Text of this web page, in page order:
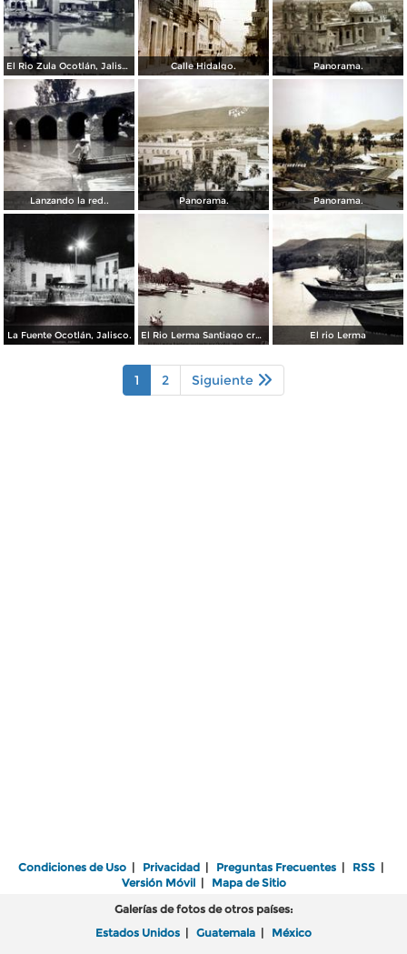
El Rio Zula Ocotlán, Jalisco. Calle Hidalgo. Panorama.
Lanzando la red.. Panorama. Panorama.
La Fuente Ocotlán, Jalisco. El Rio Lerma Santiago cruzando por Ocotlan Jalisco ( Circulada el 20 deAgosto de 1909 ). El rio Lerma
1 2 Siguiente
Condiciones de Uso | Privacidad | Preguntas Frecuentes | RSS |
Versión Móvil| Mapa de Sitio
Galerías de fotos de otros países:
Estados Unidos | Guatemala | México